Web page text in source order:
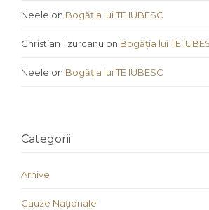
Neele on Bogăția lui TE IUBESC
Christian Tzurcanu on Bogăția lui TE
Neele on Bogăția lui TE IUBESC
Categorii
Arhive
Cauze Naţionale